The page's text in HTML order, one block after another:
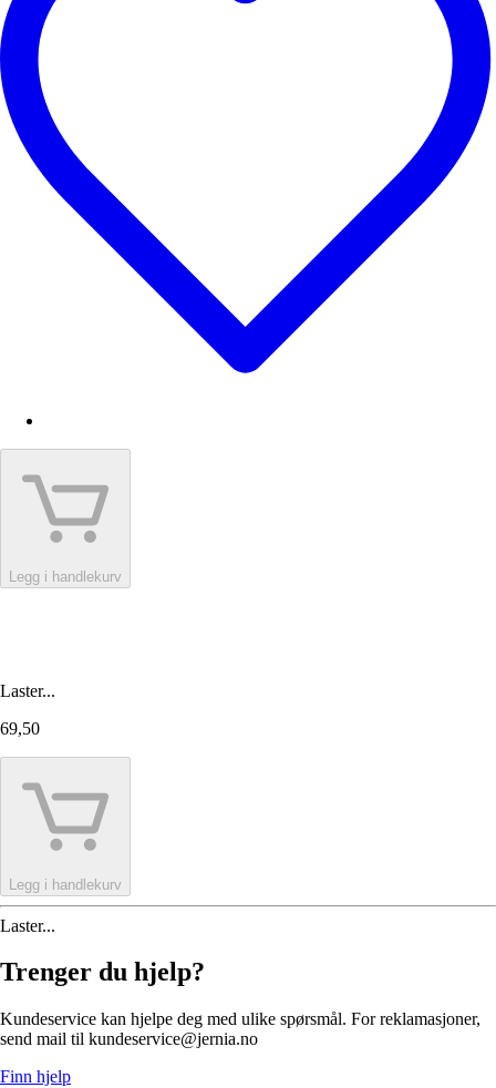
Legg i handlekurv
Laster...
69,50
Legg i handlekurv
Laster...
Trenger du hjelp?
Kundeservice kan hjelpe deg med ulike spørsmål. For reklamasjoner,
send mail til kundeservice@jernia.no
Finn hjelp